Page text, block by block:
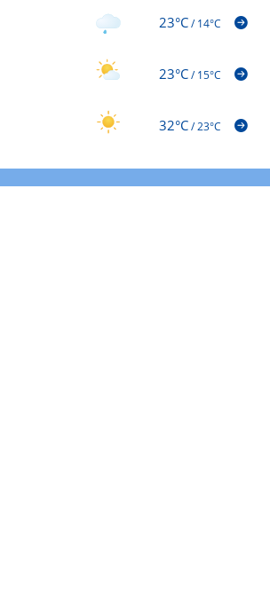
23°C/14°C
23°C/15°C
32°C/23°C